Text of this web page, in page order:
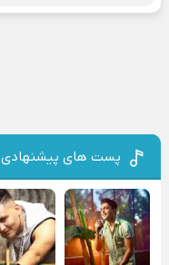
پست های پیشنهادی